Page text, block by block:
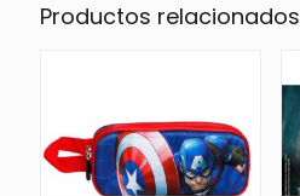
Productos relacionados